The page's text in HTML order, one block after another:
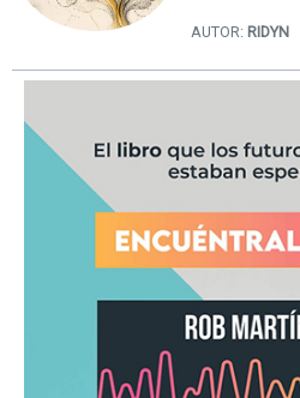
AUTOR: RIDYN